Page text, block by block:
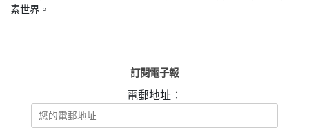
素世界。
訂閱電子報
電郵地址：